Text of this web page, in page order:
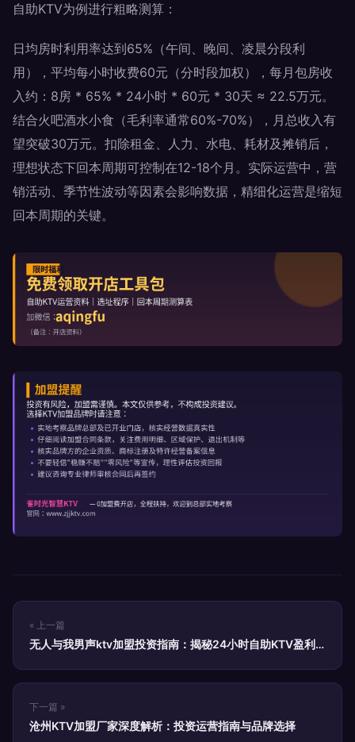
自助KTV为例进行粗略测算：
日均房时利用率达到65%（午间、晚间、凌晨分段利
用），平均每小时收费60元（分时段加权），每月包房收
入约：8房 * 65% * 24小时 * 60元 * 30天 ≈ 22.5万元。
结合火吧酒水小食（毛利率通常60%-70%），月总收入有
望突破30万元。扣除租金、人力、水电、耗材及摊销后，
理想状态下回本周期可控制在12-18个月。实际运营中，营
销活动、季节性波动等因素会影响数据，精细化运营是缩短
回本周期的关键。
« 上一篇
无人与我男声ktv加盟投资指南：揭秘24小时自助KTV盈利
下一篇 »
沧州KTV加盟厂家深度解析：投资运营指南与品牌选择